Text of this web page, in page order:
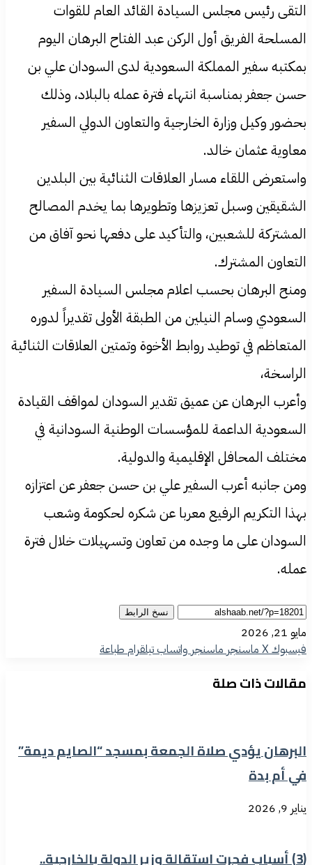
​التقى رئيس مجلس السيادة القائد العام للقوات
المسلحة الفريق أول الركن عبد الفتاح البرهان اليوم
بمكتبه سفير المملكة السعودية لدى السودان علي بن
حسن جعفر بمناسبة انتهاء فترة عمله بالبلاد، وذلك
بحضور وكيل وزارة الخارجية والتعاون الدولي السفير
معاوية عثمان خالد.
​واستعرض اللقاء مسار العلاقات الثنائية بين البلدين
الشقيقين وسبل تعزيزها وتطويرها بما يخدم المصالح
المشتركة للشعبين، والتأكيد على دفعها نحو آفاق من
التعاون المشترك.
ومنح البرهان بحسب اعلام مجلس السيادة السفير
السعودي وسام النيلين من الطبقة الأولى تقديراً لدوره
المتعاظم في توطيد روابط الأخوة وتمتين العلاقات الثنائية
الراسخة،
وأعرب البرهان عن عميق تقدير السودان لمواقف القيادة
السعودية الداعمة للمؤسسات الوطنية السودانية في
مختلف المحافل الإقليمية والدولية.
​ومن جانبه أعرب السفير علي بن حسن جعفر عن اعتزازه
بهذا التكريم الرفيع معربا عن شكره لحكومة وشعب
السودان على ما وجده من تعاون وتسهيلات خلال فترة
عمله.
نسخ الرابط
مايو 21, 2026
فيسبوك‫Xماسنجر ماسنجر واتسابتيلقرامطباعة
مقالات ذات صلة
البرهان يؤدي صلاة الجمعة بمسجد “الصايم ديمة”
في أم بدة
يناير 9, 2026
(3) أسباب فجرت استقالة وزير الدولة بالخارجية..